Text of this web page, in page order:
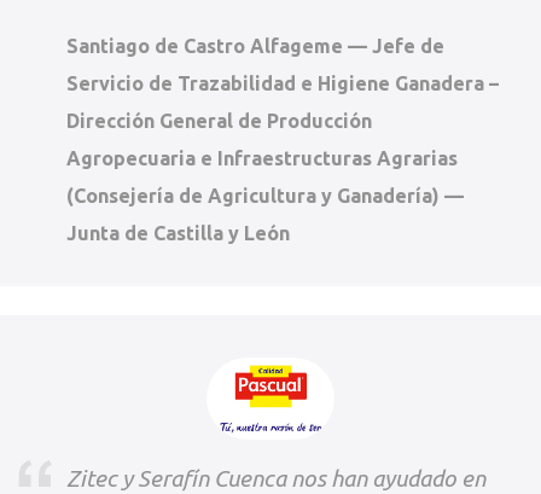
Santiago de Castro Alfageme — Jefe de
Servicio de Trazabilidad e Higiene Ganadera –
Dirección General de Producción
Agropecuaria e Infraestructuras Agrarias
(Consejería de Agricultura y Ganadería) —
Junta de Castilla y León
Zitec y Serafín Cuenca nos han ayudado en